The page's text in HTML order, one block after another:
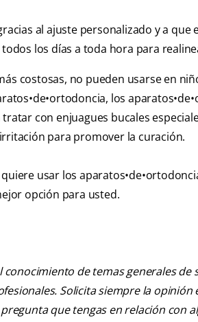
al ajuste personalizado y a que
los días a toda hora para
costosas, no pueden usarse en
los
con enjuagues bucales
para promover la curación.
usar los
opción para usted.
de temas generales de
Solicita siempre la opinión
que tengas en relación con